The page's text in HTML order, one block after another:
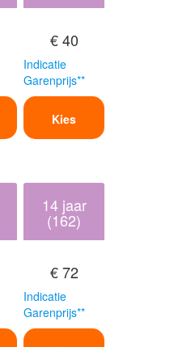
€ 40
Indicatie
Garenprijs**
Kies
14 jaar
(162)
€ 72
Indicatie
Garenprijs**